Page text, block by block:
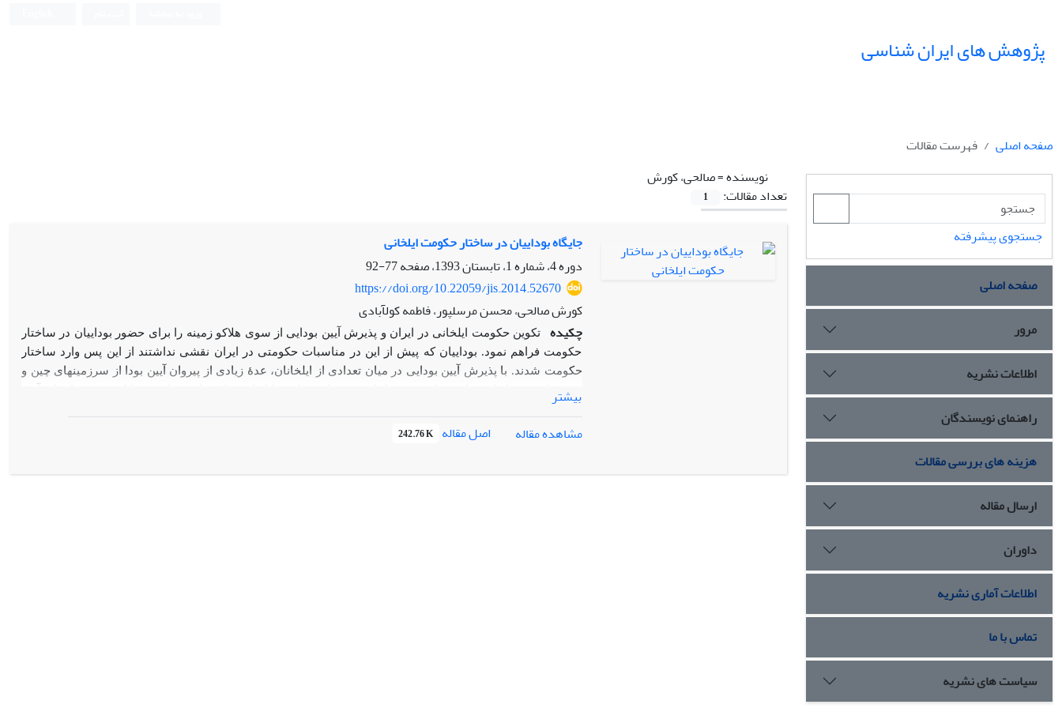
پژوهش های ایران شناسی
صفحه اصلی
فهرست مقالات
نویسنده =صالحی، کورش
تعداد مقالات:
1
جایگاه بوداییان در ساختار حکومت ایلخانی
دوره 4، شماره 1، تابستان 1393، صفحه
77-92
https://doi.org/10.22059/jis.2014.52670
کورش صالحی، محسن مرسلپور، فاطمه کولآبادی
چکیده
تکوین حکومت ایلخانی در ایران و پذیرش آیین بودایی از سوی هلاکو زمینه را برای حضور بوداییان در ساختار
حکومت فراهم نمود. بوداییان که پیش از این در مناسبات حکومتی در ایران نقشی نداشتند از این پس وارد ساختار
حکومت شدند. با پذیرش آیین بودایی در میان تعدادی از ایلخانان، عدۀ زیادی از پیروان آیین بودا از سرزمین­های چین و
آباقاخان مشاوران بودایی در دربار خود داشتند. علاوه بر این، بوداییان در مناصب نظامی­ و حکومتی نیز به کار گرفته
بیشتر
مشاهده مقاله
اصل مقاله 242.76 K
جستجوی پیشرفته
صفحه اصلی
مرور
اطلاعات نشریه
راهنمای نویسندگان
هزینه های بررسی مقالات
ارسال مقاله
داوران
اطلاعات آماری نشریه
تماس با ما
سیاست های نشریه